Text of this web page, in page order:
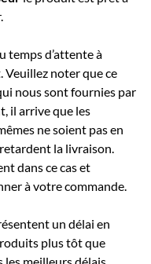
temps d’attente à
noter que ce
nous sont fournies par
il arrive que les
ne soient pas en
la livraison.
dans ce cas et
à votre commande.
un délai en
plus tôt que